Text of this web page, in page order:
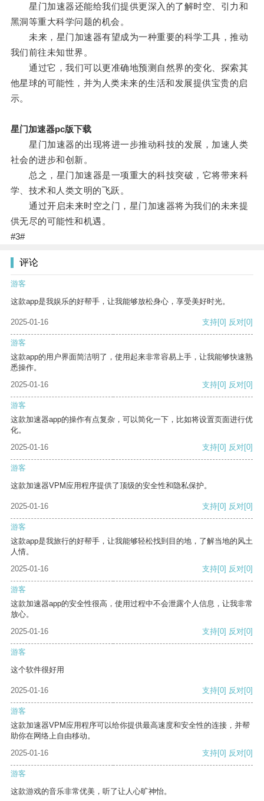
星门加速器还能给我们提供更深入的了解时空、引力和
黑洞等重大科学问题的机会。
未来，星门加速器有望成为一种重要的科学工具，推动
我们前往未知世界。
通过它，我们可以更准确地预测自然界的变化、探索其
他星球的可能性，并为人类未来的生活和发展提供宝贵的启
示。
星门加速器pc版下载
星门加速器的出现将进一步推动科技的发展，加速人类
社会的进步和创新。
总之，星门加速器是一项重大的科技突破，它将带来科
学、技术和人类文明的飞跃。
通过开启未来时空之门，星门加速器将为我们的未来提
供无尽的可能性和机遇。
#3#
评论
游客
这款app是我娱乐的好帮手，让我能够放松身心，享受美好时光。
2025-01-16 支持[0] 反对[0]
游客
这款app的用户界面简洁明了，使用起来非常容易上手，让我能够快速熟
悉操作。
2025-01-16
支持[0] 反对[0]
游客
这款加速器app的操作有点复杂，可以简化一下，比如将设置页面进行优
化。
2025-01-16
支持[0] 反对[0]
游客
这款加速器VPM应用程序提供了顶级的安全性和隐私保护。
2025-01-16 支持[0] 反对[0]
游客
这款app是我旅行的好帮手，让我能够轻松找到目的地，了解当地的风土
人情。
2025-01-16
支持[0] 反对[0]
游客
这款加速器app的安全性很高，使用过程中不会泄露个人信息，让我非常
放心。
2025-01-16
支持[0] 反对[0]
游客
这个软件很好用
2025-01-16 支持[0] 反对[0]
游客
这款加速器VPM应用程序可以给你提供最高速度和安全性的连接，并帮
助你在网络上自由移动。
2025-01-16
支持[0] 反对[0]
游客
这款游戏的音乐非常优美，听了让人心旷神怡。